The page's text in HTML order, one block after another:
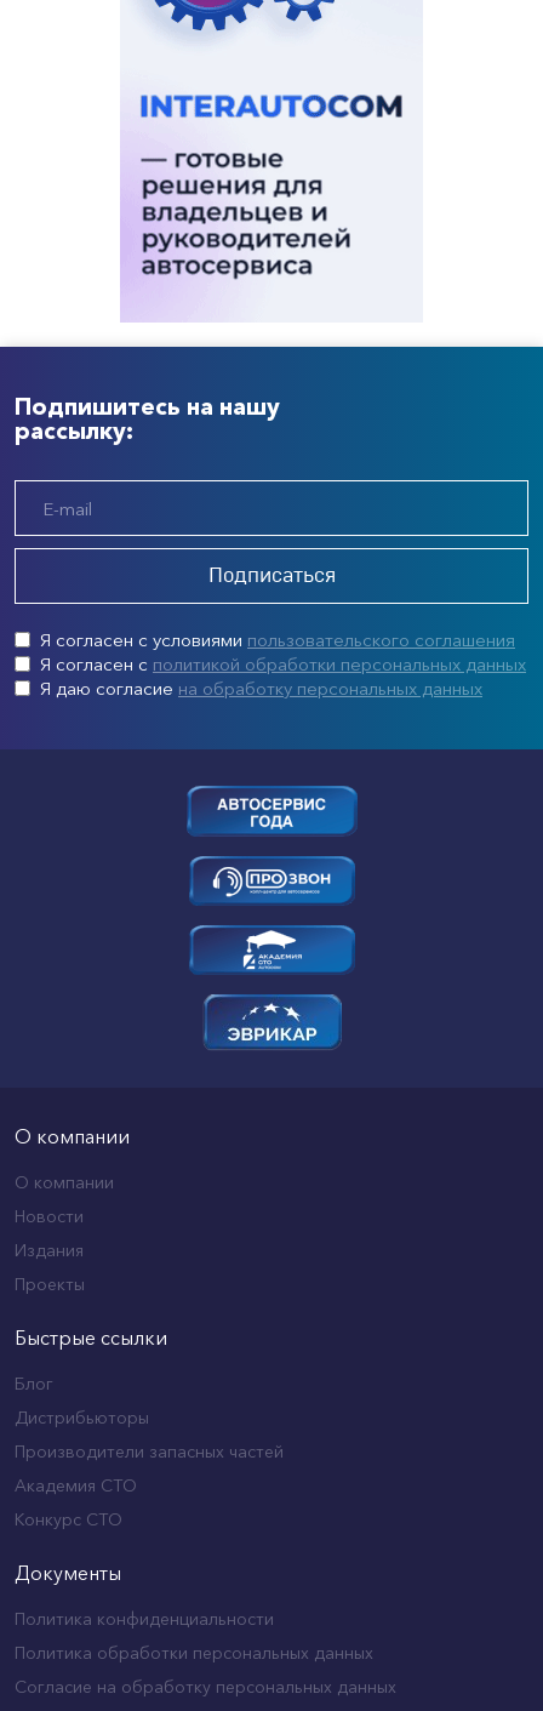
Подпишитесь на нашу
рассылку:
Подписаться
Я согласен с условиями пользовательского соглашения
Я согласен с политикой обработки персональных данных
Я даю согласие на обработку персональных данных
О компании
О компании
Новости
Издания
Проекты
Быстрые ссылки
Блог
Дистрибьюторы
Производители запасных частей
Академия СТО
Конкурс СТО
Документы
Политика конфиденциальности
Политика обработки персональных данных
Согласие на обработку персональных данных